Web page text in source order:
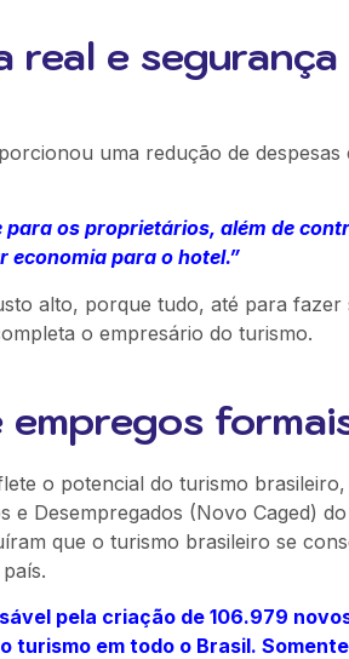
real e
uma redução de
os proprietários, além de
economia para o hotel.”
alto, porque tudo, até para
o empresário do turismo.
o potencial do turismo brasileiro,
e Desempregados (Novo Caged)
que o turismo brasileiro se
pela criação de 106.979
em todo o Brasil.